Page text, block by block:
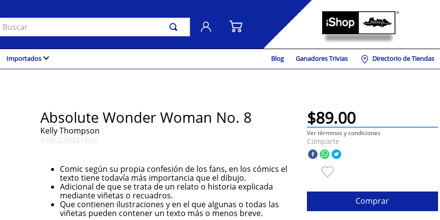
Importados Blog Ganadores Trivias Directorio de Tiendas
Absolute Wonder Woman No. 8
Kelly Thompson
9786076441800
Comic según su propia confesión de los fans, en los cómics el
texto tiene todavía más importancia que el dibujo.
Adicional de que se trata de un relato o historia explicada
mediante viñetas o recuadros.
Que contienen ilustraciones y en el que algunas o todas las
viñetas pueden contener un texto más o menos breve.
$89.00
Ver términos y condiciones
Comparte
Comprar